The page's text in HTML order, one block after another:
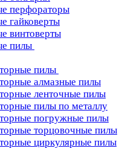
перфораторы
гайковерты
винтоверты
пилы
пилы
алмазные пилы
ленточные пилы
пилы по металлу
погружные пилы
торцовочные пилы
циркулярные пилы